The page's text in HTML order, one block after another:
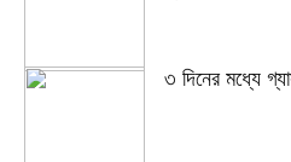
৩ দিনের মধ্যে